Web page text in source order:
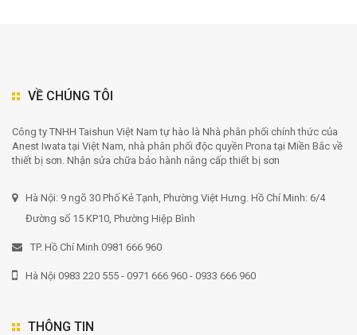
VỀ CHÚNG TÔI
Công ty TNHH Taishun Việt Nam tự hào là Nhà phân phối chính thức của
Anest Iwata tại Việt Nam, nhà phân phối độc quyền Prona tại Miền Bắc về
thiết bị sơn. Nhận sửa chữa bảo hành nâng cấp thiết bị sơn
Hà Nội: 9 ngõ 30 Phố Kẻ Tạnh, Phường Việt Hưng. Hồ Chí Minh: 6/4
Đường số 15 KP10, Phường Hiệp Bình
TP. Hồ Chí Minh 0981 666 960
Hà Nội 0983 220 555 - 0971 666 960 - 0933 666 960
THÔNG TIN